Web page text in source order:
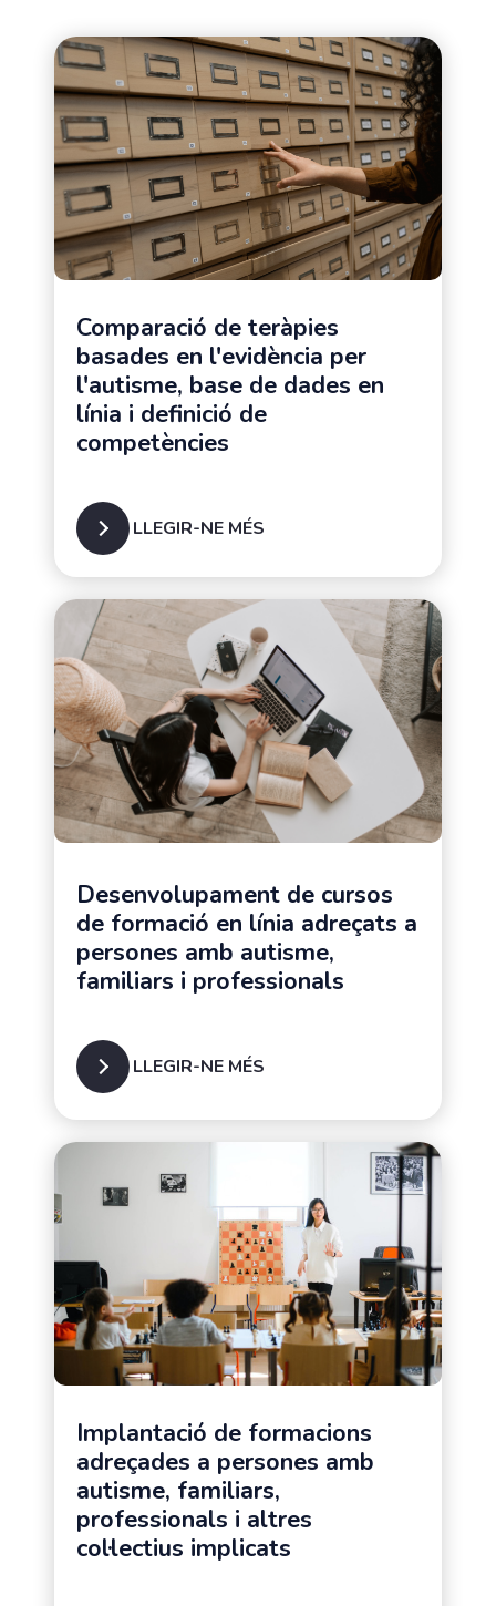
Famílies de persones amb
autisme
Comparació de teràpies
basades en l'evidència per
l'autisme, base de dades en
línia i definició de
competències
LLEGIR-NE MÉS
Desenvolupament de cursos
de formació en línia adreçats a
persones amb autisme,
familiars i professionals
LLEGIR-NE MÉS
Implantació de formacions
adreçades a persones amb
autisme, familiars,
professionals i altres
col·lectius implicats